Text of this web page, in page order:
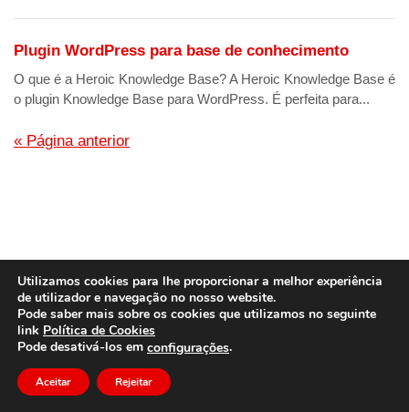
Plugin WordPress para base de conhecimento
O que é a Heroic Knowledge Base? A Heroic Knowledge Base é
o plugin Knowledge Base para WordPress. É perfeita para...
« Página anterior
© Direitos autorais
Tutorial
Utilizamos cookies para lhe proporcionar a melhor experiência
de utilizador e navegação no nosso website.
Pode saber mais sobre os cookies que utilizamos no seguinte
link Política de Cookies
Pode desativá-los em configurações.
Aceitar Rejeitar